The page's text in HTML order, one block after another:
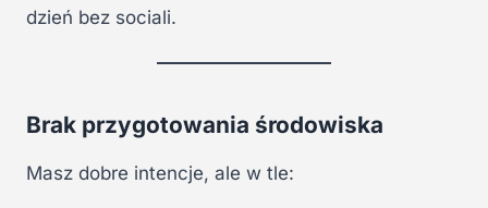
dzień bez sociali.
Brak przygotowania środowiska
Masz dobre intencje, ale w tle: